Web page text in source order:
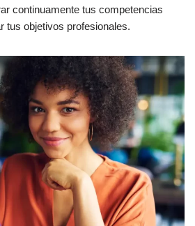
continuamente tus competencias
tus objetivos profesionales.